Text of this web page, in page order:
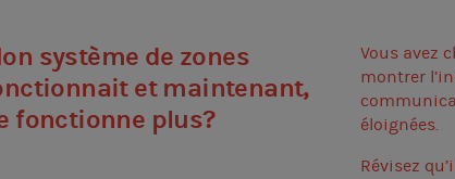
système de zones
et maintenant,
fonctionne plus?
Vous avez
montrer
éloignées.
Révisez